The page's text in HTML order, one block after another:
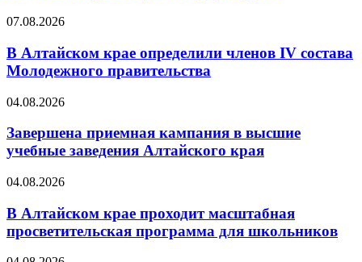
07.08.2026
В Алтайском крае определили членов IV состава
Молодежного правительства
04.08.2026
Завершена приемная кампания в высшие
учебные заведения Алтайского края
04.08.2026
В Алтайском крае проходит масштабная
просветительская программа для школьников